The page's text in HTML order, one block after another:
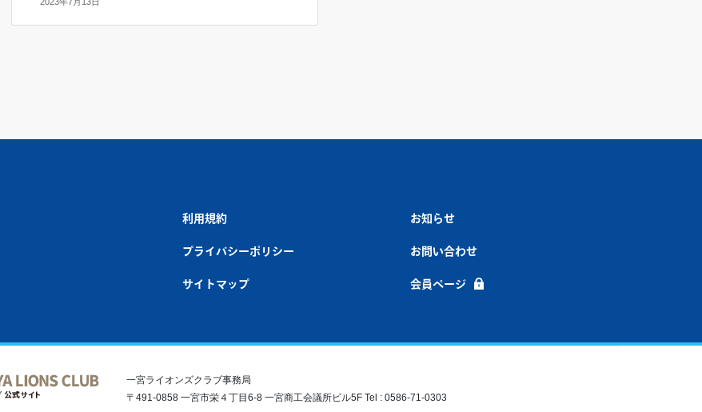
利用規約
プライバシーポリシー
サイトマップ
お知らせ
お問い合わせ
会員ページ
一宮ライオンズクラブ事務局
〒491-0858 一宮市栄４丁目6-8 一宮商工会議所ビル5F Tel : 0586-71-0303